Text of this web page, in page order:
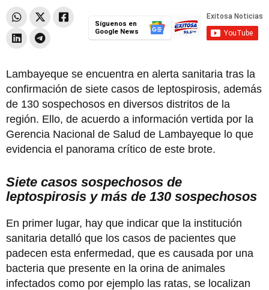
Síguenos en
Google News
Lambayeque se encuentra en alerta sanitaria tras la
confirmación de siete casos de leptospirosis, además
de 130 sospechosos en diversos distritos de la
región. Ello, de acuerdo a información vertida por la
Gerencia Nacional de Salud de Lambayeque lo que
evidencia el panorama crítico de este brote.
Siete casos sospechosos de
leptospirosis y más de 130 sospechosos
En primer lugar, hay que indicar que la institución
sanitaria detalló que los casos de pacientes que
padecen esta enfermedad, que es causada por una
bacteria que presente en la orina de animales
infectados como por ejemplo las ratas, se localizan